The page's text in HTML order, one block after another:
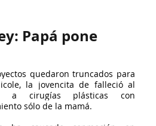
Papá pone
quedaron truncados para
la jovencita de falleció al
a cirugías plásticas con
sólo de la mamá.